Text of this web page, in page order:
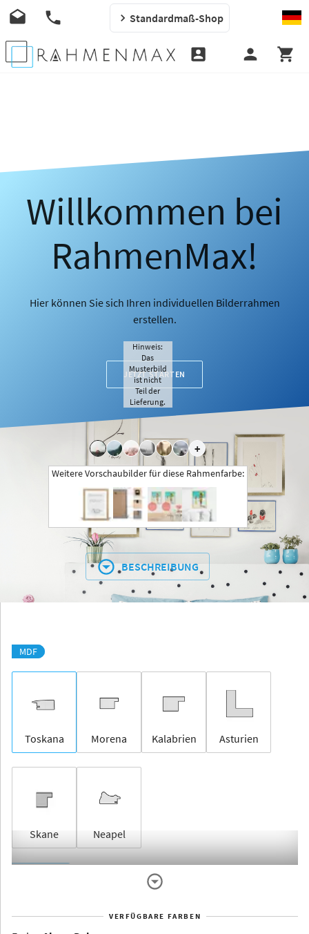
Standardmaß-Shop
Willkommen bei
RahmenMax!
Hier können Sie sich Ihren individuellen Bilderrahmen
erstellen.
JETZT STARTEN
+
Hinweis:
Das
Musterbild
ist nicht
Teil der
Lieferung.
Weitere Vorschaubilder für diese Rahmenfarbe:
BESCHREIBUNG
MDF
Toskana Morena Kalabrien Asturien
Skane Neapel
VERFÜGBARE FARBEN